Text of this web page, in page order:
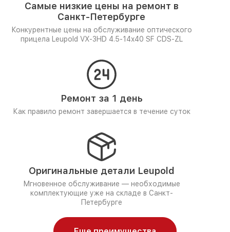
Самые низкие цены на ремонт в
Санкт-Петербурге
Конкурентные цены на обслуживание оптического
прицела Leupold VX-3HD 4.5-14x40 SF CDS-ZL
Ремонт за 1 день
Как правило ремонт завершается в течение суток
Оригинальные детали Leupold
Мгновенное обслуживание — необходимые
комплектующие уже на складе в Санкт-
Петербурге